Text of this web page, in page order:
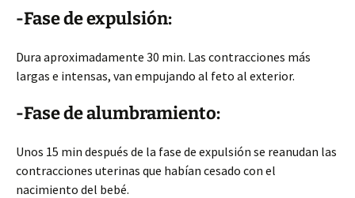
-Fase de expulsión:
Dura aproximadamente 30 min. Las contracciones más
largas e intensas, van empujando al feto al exterior.
-Fase de alumbramiento:
Unos 15 min después de la fase de expulsión se reanudan las
contracciones uterinas que habían cesado con el
nacimiento del bebé.